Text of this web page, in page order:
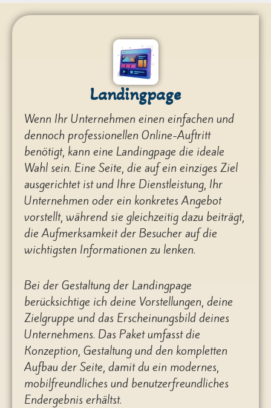
Landingpage
Wenn Ihr Unternehmen einen einfachen und
dennoch professionellen Online-Auftritt
benötigt, kann eine Landingpage die ideale
Wahl sein. Eine Seite, die auf ein einziges Ziel
ausgerichtet ist und Ihre Dienstleistung, Ihr
Unternehmen oder ein konkretes Angebot
vorstellt, während sie gleichzeitig dazu beiträgt,
die Aufmerksamkeit der Besucher auf die
wichtigsten Informationen zu lenken.
Bei der Gestaltung der Landingpage
berücksichtige ich deine Vorstellungen, deine
Zielgruppe und das Erscheinungsbild deines
Unternehmens. Das Paket umfasst die
Konzeption, Gestaltung und den kompletten
Aufbau der Seite, damit du ein modernes,
mobilfreundliches und benutzerfreundliches
Endergebnis erhältst.